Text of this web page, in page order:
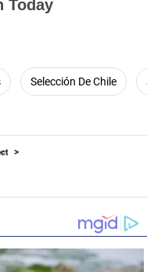
Selección De Chile